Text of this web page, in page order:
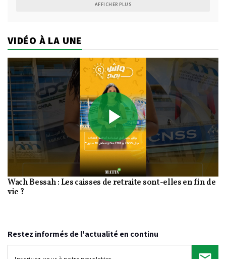
AFFICHER PLUS
VIDÉO À LA UNE
Play
Video
Wach Bessah : Les caisses de retraite sont-elles en fin de
vie ?
Restez informés de l'actualité en continu